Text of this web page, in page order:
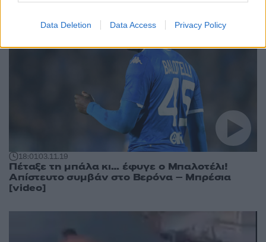
Data Deletion Data Access Privacy Policy
18:0103.11.19
Πέταξε τη μπάλα κι… έφυγε ο Μπαλοτέλι!
Απίστευτο συμβάν στο Βερόνα – Μπρέσια
[video]